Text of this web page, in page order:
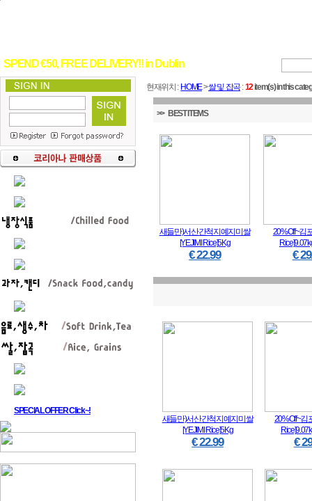
SPEND €50, FREE DELIVERY!! in Dublin
SPECIAL OFFER Click~!
현재위치 : HOME>쌀 및 잡곡 :12item(s) in this
>> BEST ITEMS
새들만)서산간척지예지미쌀
[YEJIMI Rice]5Kg
€ 22.99
20%Off~김
€
새들만)서산간척지예지미쌀
[YEJIMI Rice]5Kg
€ 22.99
20%Off~김
€